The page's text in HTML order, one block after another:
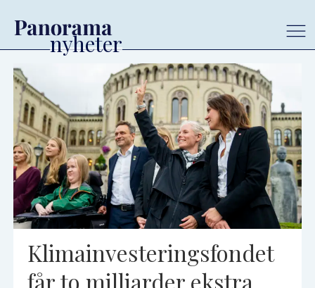
Tag:
statsbudsjett2025
Klimainvesteringsfondet
får to milliarder ekstra